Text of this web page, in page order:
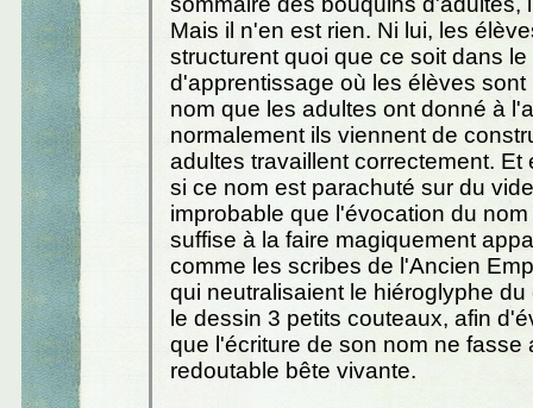
Mais il n'en est rien. Ni lui, les
structurent quoi que ce soit dans le
d'apprentissage où les élèves sont
nom que les adultes ont donné à
normalement ils viennent de
adultes travaillent correctement. Et
si ce nom est parachuté sur du
improbable que l'évocation du
suffise à la faire magiquement
comme les scribes de l'Ancien
qui neutralisaient le hiéroglyphe
le dessin 3 petits couteaux, afin
que l'écriture de son nom ne fasse
redoutable bête vivante.